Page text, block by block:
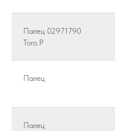
Палец 02971790
Toro.Р
Палец
Палец